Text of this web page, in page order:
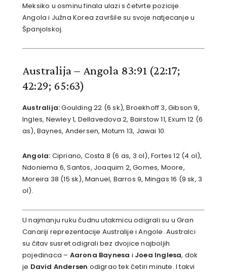
Meksiko u osminu finala ulazi s četvrte pozicije.
Angola i Južna Korea završile su svoje natjecanje u
Španjolskoj.
Australija – Angola 83:91 (22:17;
42:29; 65:63)
Australija:Goulding 22 (6 sk), Broekhoff 3, Gibson 9,
Ingles, Newley 1, Dellavedova 2, Bairstow 11, Exum 12 (6
as), Baynes, Andersen, Motum 13, Jawai 10.
Angola: Cipriano, Costa 8 (6 as, 3 ol), Fortes 12 (4 ol),
Ndoniema 6, Santos, Joaquim 2, Gomes, Moore,
Moreira 38 (15 sk), Manuel, Barros 9, Mingas 16 (9 sk, 3
ol).
U najmanju ruku čudnu utakmicu odigrali su u Gran
Canariji reprezentacije Australije i Angole. Australci
su čitav susret odigrali bez dvojice najboljih
pojedinaca – Aarona Baynesa i Joea Inglesa, dok
je David Andersen odigrao tek četiri minute. I takvi